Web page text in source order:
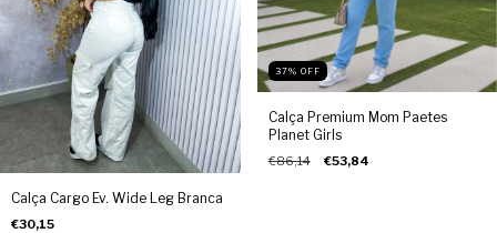
Calça Cargo Ev. Wide Leg Branca
€30,15
37% OFF
Calça Premium Mom Paetes
Planet Girls
€86,14 €53,84